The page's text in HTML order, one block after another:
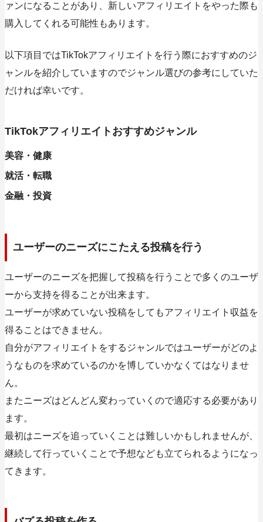
ァンになることがあり、新しいアフィリエイトをやった際も
購入してくれる可能性もあります。
以下項目ではTikTokアフィリエイトを行う際におすすめのジ
ャンルを紹介していますのでジャンル選びの参考にしていた
だければ幸いです。
TikTokアフィリエイトおすすめジャンル
美容・健康
就活・転職
金融・投資
ユーザーのニーズにこたえる投稿を行う
ユーザーのニーズを把握して投稿を行うことで多くのユーザ
ーから支持を得ることが出来ます。
ユーザーが求めていない投稿をしてもアフィリエイト収益を
得ることはできません。
自分がアフィリエイトをするジャンルではユーザーがどのよ
うなものを求めているのかを博していかなくてはなりませ
ん。
またニーズはどんどん変わっていくので適応する必要があり
ます。
最初はニーズを追っていくことは難しいかもしれませんが、
継続して行っていくことで予想なども立てられるようになっ
てきます。